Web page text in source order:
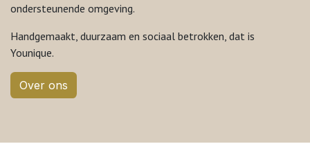
ondersteunende omgeving.
Handgemaakt, duurzaam en sociaal betrokken, dat is
Younique.
Over ​ons